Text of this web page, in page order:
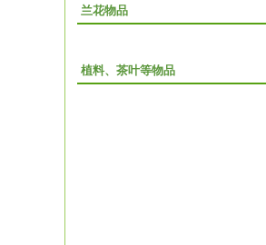
兰花物品
植料、茶叶等物品